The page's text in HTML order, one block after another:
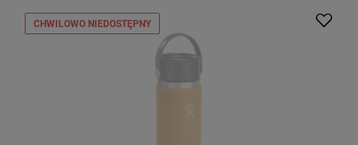
CHWILOWO NIEDOSTĘPNY